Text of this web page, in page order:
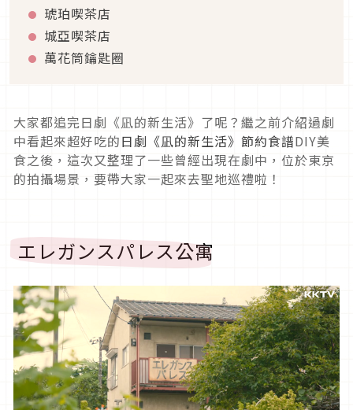
琥珀喫茶店
城亞喫茶店
萬花筒鑰匙圈
大家都追完日劇《凪的新生活》了呢？繼之前介紹過劇
中看起來超好吃的日劇《凪的新生活》節約食譜DIY美
食之後，這次又整理了一些曾經出現在劇中，位於東京
的拍攝場景，要帶大家一起來去聖地巡禮啦！
エレガンスパレス公寓